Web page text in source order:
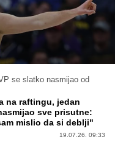
se slatko nasmijao od
na raftingu, jedan
sve prisutne:
mislio da si deblji"
19.07.26. 09:33